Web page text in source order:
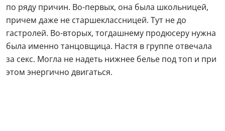
по ряду причин. Во-первых, она была школьницей,
причем даже не старшеклассницей. Тут не до
гастролей. Во-вторых, тогдашнему продюсеру нужна
была именно танцовщица. Настя в группе отвечала
за секс. Могла не надеть нижнее белье под топ и при
этом энергично двигаться.